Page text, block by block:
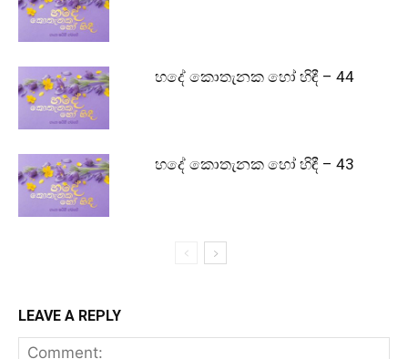
හදේ කොතැනක හෝ හිඳී – 44
හදේ කොතැනක හෝ හිඳී – 43
LEAVE A REPLY